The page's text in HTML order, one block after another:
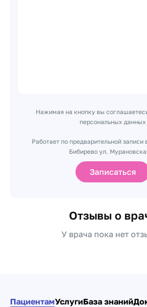
Нажимая на кнопку вы
персональных данных
Работает по предварительной записи
Бибирево ул.
Записаться
Отзывы о
У врача пока нет
ПациентамУслугиБаза знаний